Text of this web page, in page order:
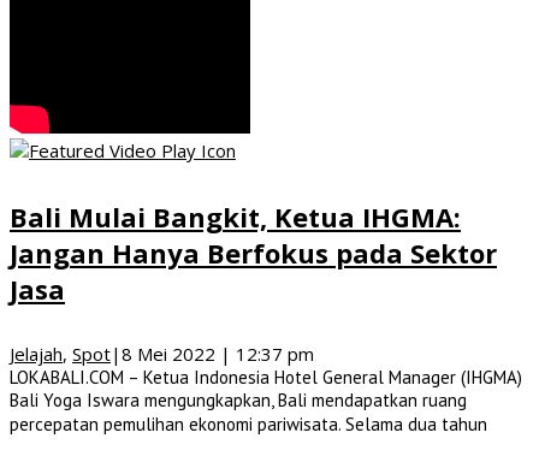
Bali Mulai Bangkit, Ketua IHGMA:
Jangan Hanya Berfokus pada Sektor
Jasa
Jelajah, Spot| 8 Mei 2022 | 12:37 pm
LOKABALI.COM – Ketua Indonesia Hotel General Manager (IHGMA)
Bali Yoga Iswara mengungkapkan, Bali mendapatkan ruang
percepatan pemulihan ekonomi pariwisata. Selama dua tahun